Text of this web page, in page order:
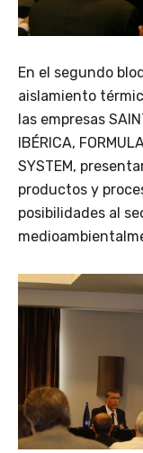
En el segundo
aislamiento
las empresas
IBÉRICA,
SYSTEM,
productos y
posibilidades al